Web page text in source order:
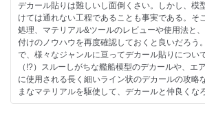
・MA色彩ゼミナール
・内藤あんもの戦車模型基本講座：内藤あんも
・ 模型をよりリアルにするための蘊蓄資料講座：
【情 報】
・初の一般公開で飛行展示!記念塗装機も!!日の丸
・ホビーフォーラム2025
・タミヤフェア2025
1/24：ヤタガラス
・ド定番のハセガワビートル 北澤志朗ならこう作
フォルクスワーゲン ビートル 1967 ハセガワ1/
・もっと刺激が欲しいアナタへ カブリオレのスス
VWビートル カブリオレ ドイツレベル1/24：
・VW in den Tropen KdFワーゲンの軍用バージョ
ドイツ軍 スタッフカー タイプ82E ライフィー
ニギ尊
・まだまだあるぞ!現役バリバリのベテランビート
デカール貼りは難しいし面倒くさい。しかし、模
けては通れない工程であることも事実である。そ
処理、マテリアル&ツールのレビューや使用法と
付けのノウハウを再度確認しておくと良いだろう
で、様々なジャンルに亘ってデカール貼りについ
（!?）スルーしがちな艦船模型のデカールや、エ
に使用される長く細いライン状のデカールの攻略
まなマテリアルを駆使して、デカールと仲良くな